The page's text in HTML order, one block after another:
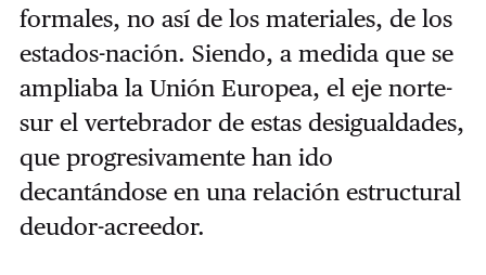
formales, no así de los materiales, de los
estados-nación. Siendo, a medida que se
ampliaba la Unión Europea, el eje norte-
sur el vertebrador de estas desigualdades,
que progresivamente han ido
decantándose en una relación estructural
deudor-acreedor.